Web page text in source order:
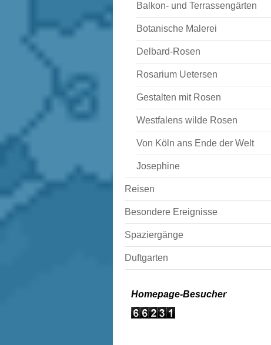
Balkon- und Terrassengärten
Botanische Malerei
Delbard-Rosen
Rosarium Uetersen
Gestalten mit Rosen
Westfalens wilde Rosen
Von Köln ans Ende der Welt
Josephine
Reisen
Besondere Ereignisse
Spaziergänge
Duftgarten
Homepage-Besucher